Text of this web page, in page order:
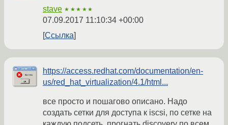
stave ★★★★★
07.09.2017 11:10:34 +00:00
Ссылка
https://access.redhat.com/documentation/en-
us/red_hat_virtualization/4.1/html...
все просто и пошагово описано. Надо
создать сетки для доступа к iscsi, по сетке на